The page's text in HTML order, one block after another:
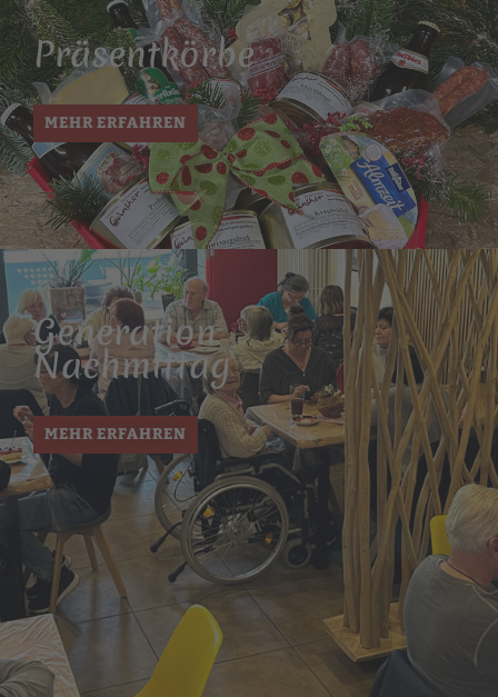
Präsent­körbe
MEHR ERFAHREN
Genera­tion
Nachmittag
MEHR ERFAHREN